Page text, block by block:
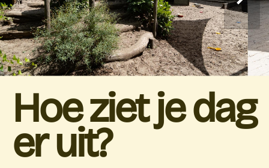
Hoe ziet je dag
er uit?